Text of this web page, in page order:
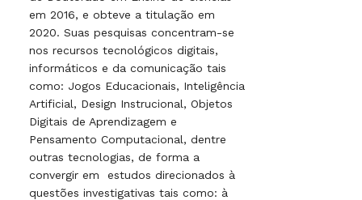
em 2016, e obteve a titulação em
2020. Suas pesquisas concentram-se
nos recursos tecnológicos digitais,
informáticos e da comunicação tais
como: Jogos Educacionais, Inteligência
Artificial, Design Instrucional, Objetos
Digitais de Aprendizagem e
Pensamento Computacional, dentre
outras tecnologias, de forma a
convergir em estudos direcionados à
questões investigativas tais como: à